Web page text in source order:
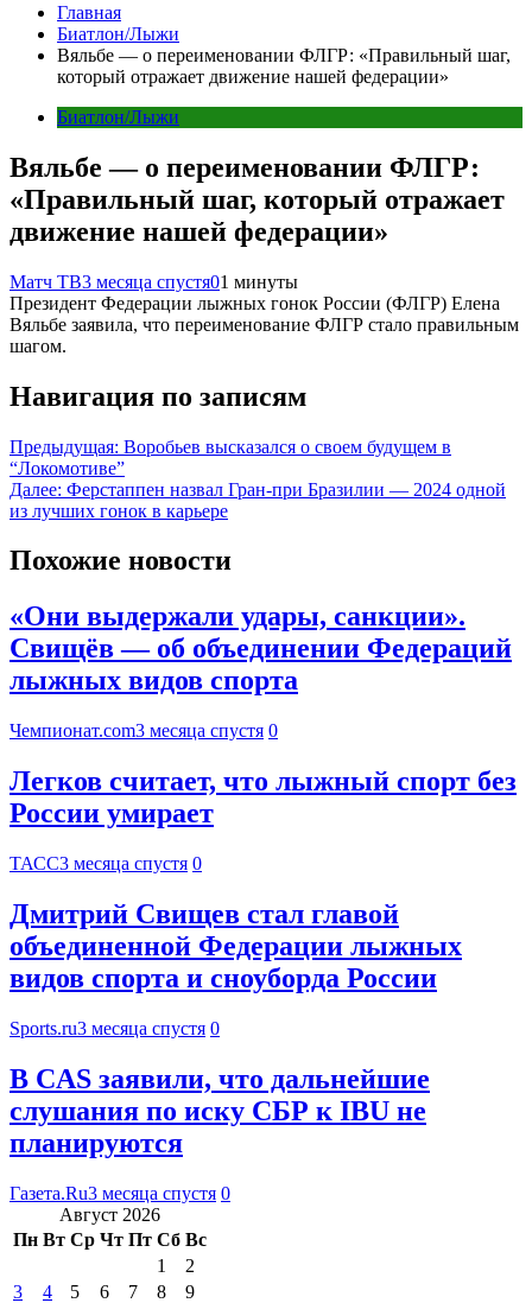
Главная
Биатлон/Лыжи
Вяльбе — о переименовании ФЛГР: «Правильный шаг,
который отражает движение нашей федерации»
Биатлон/Лыжи
Вяльбе — о переименовании ФЛГР:
«Правильный шаг, который отражает
движение нашей федерации»
Матч ТВ3 месяца спустя01 минуты
Президент Федерации лыжных гонок России (ФЛГР) Елена
Вяльбе заявила, что переименование ФЛГР стало правильным
шагом.
Навигация по записям
Предыдущая: Воробьев высказался о своем будущем в
“Локомотиве”
Далее: Ферстаппен назвал Гран-при Бразилии — 2024 одной
из лучших гонок в карьере
Похожие новости
«Они выдержали удары, санкции».
Свищёв — об объединении Федераций
лыжных видов спорта
Чемпионат.com3 месяца спустя 0
Легков считает, что лыжный спорт без
России умирает
ТАСС3 месяца спустя 0
Дмитрий Свищев стал главой
объединенной Федерации лыжных
видов спорта и сноуборда России
Sports.ru3 месяца спустя 0
В CAS заявили, что дальнейшие
слушания по иску СБР к IBU не
планируются
Газета.Ru3 месяца спустя 0
Август 2026
Пн Вт Ср Чт Пт Сб Вс
1
2
3
4 5 6 7 8 9